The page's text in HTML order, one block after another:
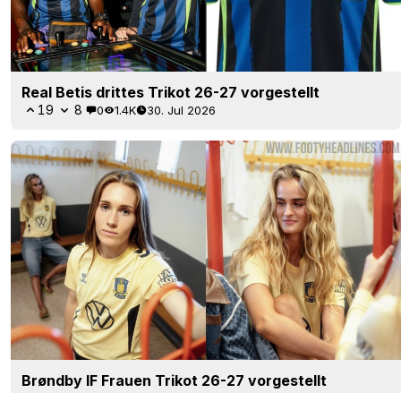
Real Betis drittes Trikot 26-27 vorgestellt
19 8 0 1.4K 30. Jul 2026
Brøndby IF Frauen Trikot 26-27 vorgestellt